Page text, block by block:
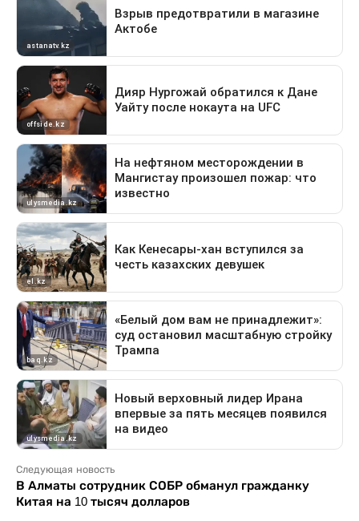
Следующая новость
В Алматы сотрудник СОБР обманул гражданку
Китая на 10 тысяч долларов